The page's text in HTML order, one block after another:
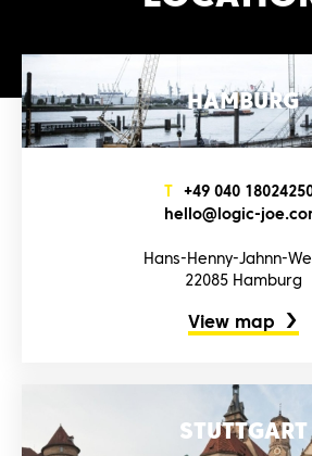
HAMBURG
T +4‌9‌ 0‌4‌0‌
h‌e‌l‌l‌o‌@l‌o‌g‌i‌c‌-
Hans-Henny-Jahnn-
22085 Hamburg
View map
STUTTGART